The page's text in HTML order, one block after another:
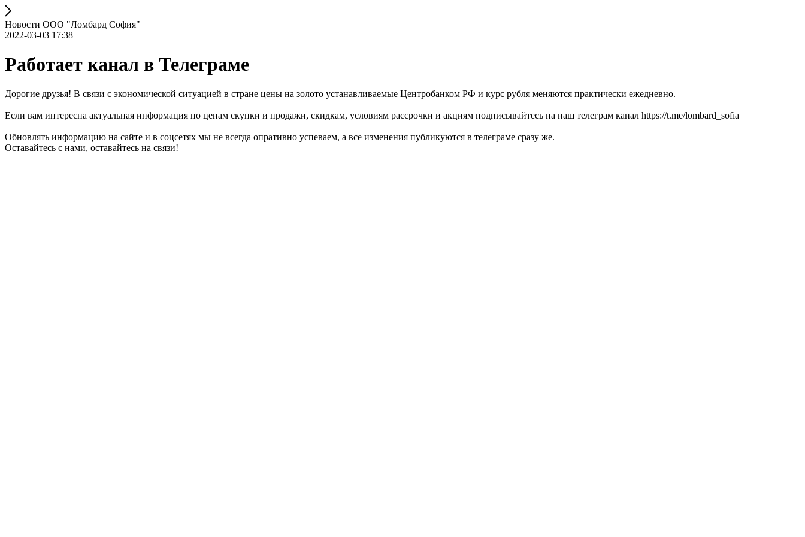
Новости ООО "Ломбард София"
2022-03-03 17:38
Работает канал в Телеграме
Дорогие друзья! В связи с экономической ситуацией в стране цены на золото устанавливаемые Центробанком РФ и курс рубля меняются практически ежедневно.
Если вам интересна актуальная информация по ценам скупки и продажи, скидкам, условиям рассрочки и акциям подписывайтесь на наш телеграм канал https://t.me/lombard_sofia
Обновлять информацию на сайте и в соцсетях мы не всегда опративно успеваем, а все изменения публикуются в телеграме сразу же.
Оставайтесь с нами, оставайтесь на связи!